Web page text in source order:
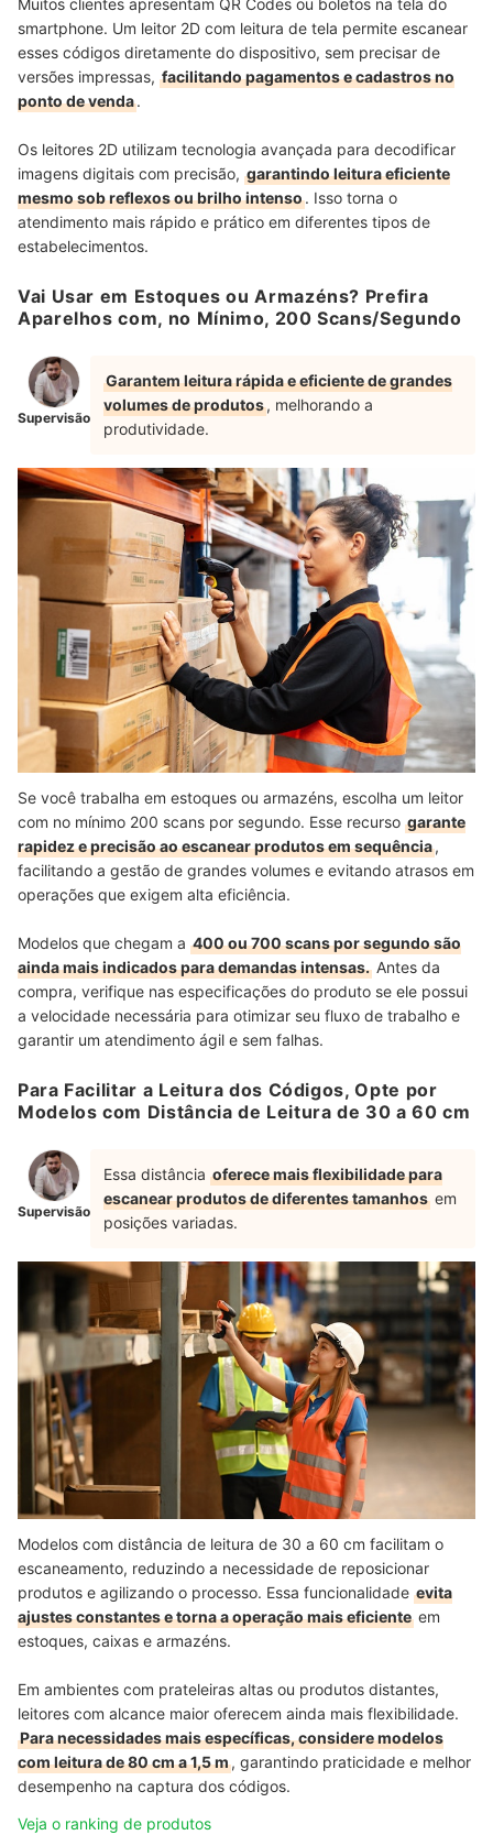
Muitos clientes apresentam QR Codes ou boletos na tela do
smartphone. Um leitor 2D com leitura de tela permite escanear
esses códigos diretamente do dispositivo, sem precisar de
versões impressas, facilitando pagamentos e cadastros no
ponto de venda.
Os leitores 2D utilizam tecnologia avançada para decodificar
imagens digitais com precisão, garantindo leitura eficiente
mesmo sob reflexos ou brilho intenso. Isso torna o
atendimento mais rápido e prático em diferentes tipos de
estabelecimentos.
Vai Usar em Estoques ou Armazéns? Prefira
Aparelhos com, no Mínimo, 200 Scans/Segundo
Supervisão
Garantem leitura rápida e eficiente de grandes
volumes de produtos, melhorando a
produtividade.
Se você trabalha em estoques ou armazéns, escolha um leitor
com no mínimo 200 scans por segundo. Esse recurso garante
rapidez e precisão ao escanear produtos em sequência,
facilitando a gestão de grandes volumes e evitando atrasos em
operações que exigem alta eficiência.
Modelos que chegam a 400 ou 700 scans por segundo são
ainda mais indicados para demandas intensas. Antes da
compra, verifique nas especificações do produto se ele possui
a velocidade necessária para otimizar seu fluxo de trabalho e
garantir um atendimento ágil e sem falhas.
Para Facilitar a Leitura dos Códigos, Opte por
Modelos com Distância de Leitura de 30 a 60 cm
Supervisão
Essa distância oferece mais flexibilidade para
escanear produtos de diferentes tamanhos em
posições variadas.
Modelos com distância de leitura de 30 a 60 cm facilitam o
escaneamento, reduzindo a necessidade de reposicionar
produtos e agilizando o processo. Essa funcionalidade evita
ajustes constantes e torna a operação mais eficiente em
estoques, caixas e armazéns.
Em ambientes com prateleiras altas ou produtos distantes,
leitores com alcance maior oferecem ainda mais flexibilidade.
Para necessidades mais específicas, considere modelos
com leitura de 80 cm a 1,5 m, garantindo praticidade e melhor
desempenho na captura dos códigos.
Veja o ranking de produtos